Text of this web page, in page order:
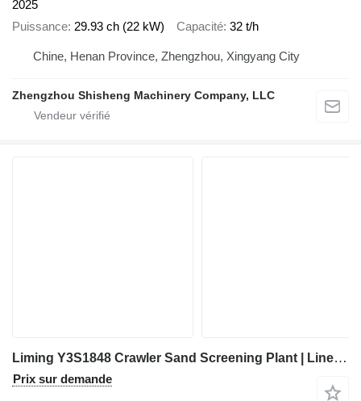
2025
Puissance 29.93 ch (22 kW) Capacité 32 t/h
Chine, Henan Province, Zhengzhou, Xingyang City
Zhengzhou Shisheng Machinery Company, LLC
Liming Y3S1848 Crawler Sand Screening Plant | Linear Vibrating Screen
Prix sur demande